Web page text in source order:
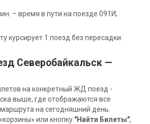
– время в пути на поезде 091И;
курсирует 1 поезд без пересадки.
Северобайкальск —
на конкретный ЖД поезд -
выше, где отображаются все
на сегодняшний день.
или кнопку "Найти Билеты",